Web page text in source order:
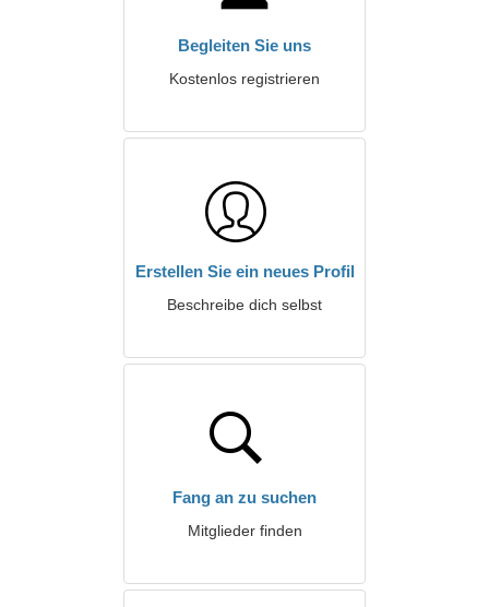
Begleiten Sie uns
Kostenlos registrieren
Erstellen Sie ein neues Profil
Beschreibe dich selbst
Fang an zu suchen
Mitglieder finden